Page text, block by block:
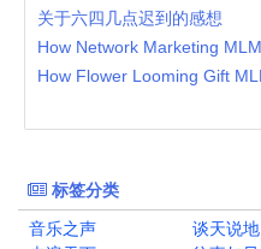
关于六四几点迟到的感想
标签分类
音乐之声
谈天说地